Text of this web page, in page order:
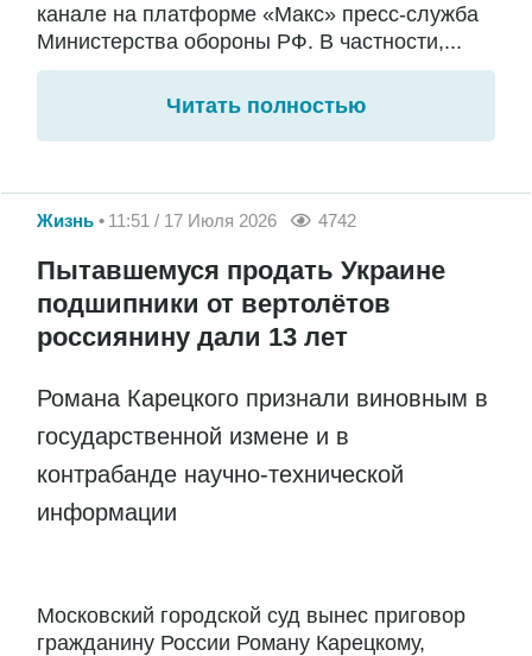
канале на платформе «Макс» пресс-служба
Министерства обороны РФ. В частности,...
Читать полностью
Жизнь 11:51 / 17 Июля 2026 4742
Пытавшемуся продать Украине
подшипники от вертолётов
россиянину дали 13 лет
Романа Карецкого признали виновным в
государственной измене и в
контрабанде научно-технической
информации
Московский городской суд вынес приговор
гражданину России Роману Карецкому,